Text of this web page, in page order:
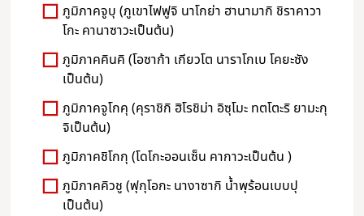
ภูมิภาคจูบุ (ภูเขาไฟฟูจิ นาโกย่า ฮานามากิ ชิราคาวา
โกะ คานาซาวะเป็นต้น)
ภูมิภาคคินคิ (โอซาก้า เกียวโต นาราโกเบ โคยะซัง
เป็นต้น)
ภูมิภาคจูโกคุ (คุราชิกิ ฮิโรชิม่า อิซุโมะ ทตโตะริ ยามะกุ
จิเป็นต้น)
ภูมิภาคชิโกกุ (โดโกะออนเซ็น คากาวะเป็นต้น )
ภูมิภาคคิวชู (ฟุกุโอกะ นางาซากิ น้ำพุร้อนเบบปุ
เป็นต้น)